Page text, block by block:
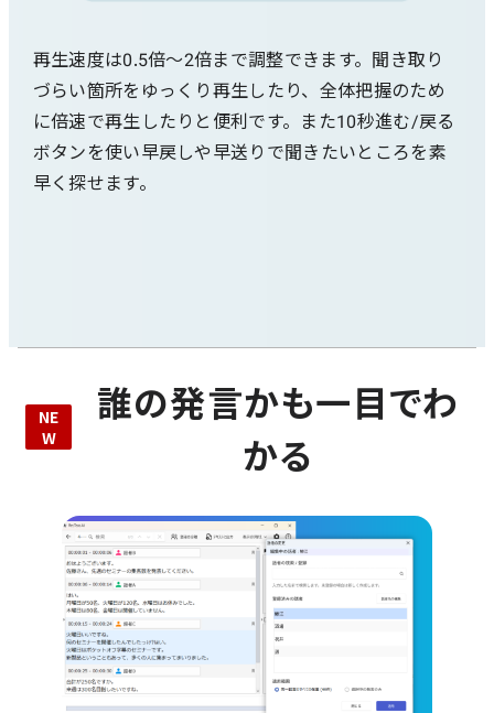
再生速度は0.5倍～2倍まで調整できます。聞き取り
づらい箇所をゆっくり再生したり、全体把握のため
に倍速で再生したりと便利です。また10秒進む/戻る
ボタンを使い早戻しや早送りで聞きたいところを素
早く探せます。
誰の発言かも一目でわ
かる